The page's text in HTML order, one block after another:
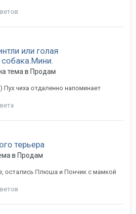
или голая
тема в Продам
Пух чиха отдаленно напоминает
терьера
в Продам
остались Плюша и Пончик с мамкой